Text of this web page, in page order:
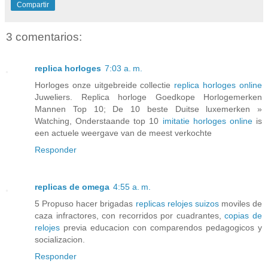
Compartir
3 comentarios:
replica horloges 7:03 a. m.
Horloges onze uitgebreide collectie replica horloges online
Juweliers. Replica horloge Goedkope Horlogemerken
Mannen Top 10; De 10 beste Duitse luxemerken »
Watching, Onderstaande top 10 imitatie horloges onlineis
een actuele weergave van de meest verkochte
Responder
replicas de omega 4:55 a. m.
5 Propuso hacer brigadas replicas relojes suizosmoviles de
caza infractores, con recorridos por cuadrantes,copias de
relojes previa educacion con comparendos pedagogicos y
socializacion.
Responder